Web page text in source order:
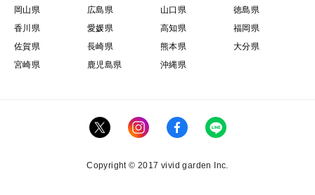
岡山県
広島県 山口県
徳島県
香川県
愛媛県 高知県
福岡県
佐賀県
長崎県 熊本県
大分県
宮崎県
鹿児島県 沖縄県
Copyright © 2017 vivid garden Inc.